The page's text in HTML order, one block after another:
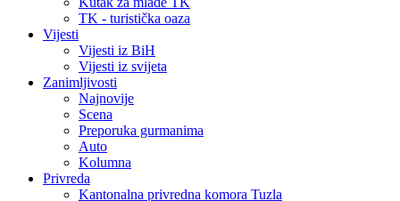
TK - turistička oaza
Vijesti
Vijesti iz BiH
Vijesti iz svijeta
Zanimljivosti
Najnovije
Scena
Preporuka gurmanima
Auto
Kolumna
Privreda
Kantonalna privredna komora Tuzla